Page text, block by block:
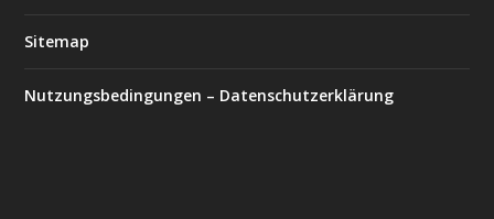
Sitemap
Nutzungsbedingungen – Datenschutzerklärung